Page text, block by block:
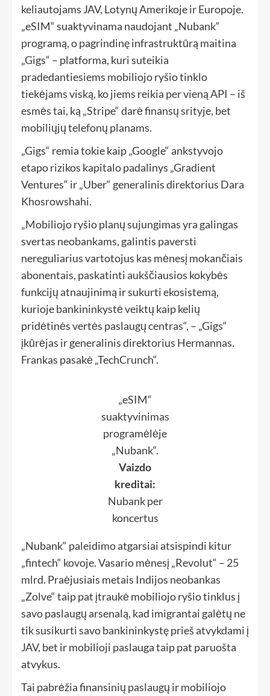
keliautojams JAV, Lotynų Amerikoje ir Europoje.
„eSIM“ suaktyvinama naudojant „Nubank“
programą, o pagrindinę infrastruktūrą maitina
„Gigs“ – platforma, kuri suteikia
pradedantiesiems mobiliojo ryšio tinklo
tiekėjams viską, ko jiems reikia per vieną API – iš
esmės tai, ką „Stripe“ darė finansų srityje, bet
mobiliųjų telefonų planams.
„Gigs“ remia tokie kaip „Google“ ankstyvojo
etapo rizikos kapitalo padalinys „Gradient
Ventures“ ir „Uber“ generalinis direktorius Dara
Khosrowshahi.
„Mobiliojo ryšio planų sujungimas yra galingas
svertas neobankams, galintis paversti
nereguliarius vartotojus kas mėnesį mokančiais
abonentais, paskatinti aukščiausios kokybės
funkcijų atnaujinimą ir sukurti ekosistemą,
kurioje bankininkystė veiktų kaip kelių
pridėtinės vertės paslaugų centras“, – „Gigs“
įkūrėjas ir generalinis direktorius Hermannas.
Frankas pasakė „TechCrunch“.
„eSIM“
suaktyvinimas
programėlėje
„Nubank“.
Vaizdo
kreditai:
Nubank per
koncertus
„Nubank“ paleidimo atgarsiai atsispindi kitur
„fintech“ kovoje. Vasario mėnesį „Revolut“ – 25
mlrd. Praėjusiais metais Indijos neobankas
„Zolve“ taip pat įtraukė mobiliojo ryšio tinklus į
savo paslaugų arsenalą, kad imigrantai galėtų ne
tik susikurti savo bankininkystę prieš atvykdami į
JAV, bet irmobilioji paslauga taip pat paruošta
atvykus.
Tai pabrėžia finansinių paslaugų ir mobiliojo